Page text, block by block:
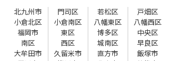
北九州市 門司区 若松区
戸畑区
小倉北区
小倉南区 八幡東区
八幡西区
福岡市
東区 博多区
中央区
南区
西区 城南区
早良区
大牟田市
久留米市 直方市
飯塚市